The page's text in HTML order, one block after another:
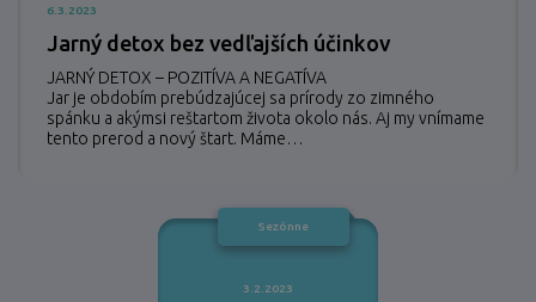
6.3.2023
Jarný detox bez vedľajších účinkov
JARNÝ DETOX – POZITÍVA A NEGATÍVA
Jar je obdobím prebúdzajúcej sa prírody zo zimného
spánku a akýmsi reštartom života okolo nás. Aj my vnímame
tento prerod a nový štart. Máme…
3.2.2023
Sezónne